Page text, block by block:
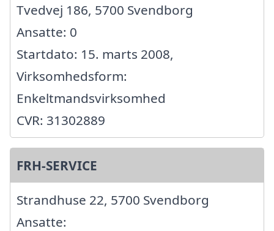
Tvedvej 186, 5700 Svendborg
Ansatte: 0
Startdato: 15. marts 2008,
Virksomhedsform:
Enkeltmandsvirksomhed
CVR: 31302889
FRH-SERVICE
Strandhuse 22, 5700 Svendborg
Ansatte: